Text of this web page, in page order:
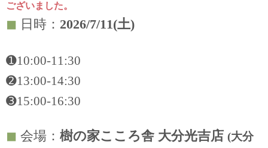
ございました。
◼︎ 日時： 2026/7/11(土)
➊10:00-11:30
➋13:00-14:30
➌15:00-16:30
◼︎ 会場： 樹の家こころ舎 大分光吉店 (大分